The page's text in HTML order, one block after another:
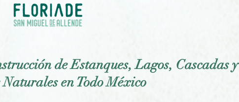
de Estanques, Lagos, Cascadas y
en Todo México